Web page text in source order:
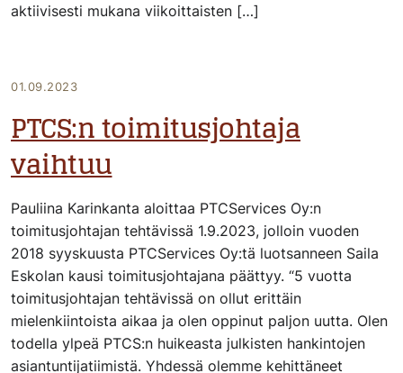
aktiivisesti mukana viikoittaisten […]
01.09.2023
PTCS:n toimitusjohtaja
vaihtuu
Pauliina Karinkanta aloittaa PTCServices Oy:n
toimitusjohtajan tehtävissä 1.9.2023, jolloin vuoden
2018 syyskuusta PTCServices Oy:tä luotsanneen Saila
Eskolan kausi toimitusjohtajana päättyy. “5 vuotta
toimitusjohtajan tehtävissä on ollut erittäin
mielenkiintoista aikaa ja olen oppinut paljon uutta. Olen
todella ylpeä PTCS:n huikeasta julkisten hankintojen
asiantuntijatiimistä. Yhdessä olemme kehittäneet